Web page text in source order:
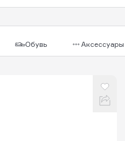
Обувь Аксессуары